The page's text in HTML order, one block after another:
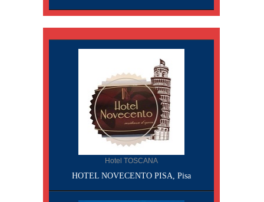
Hotel TOSCANA
HOTEL NOVECENTO PISA, Pisa